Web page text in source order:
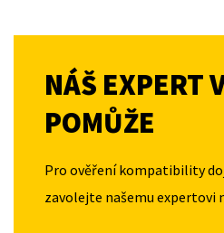
NÁŠ EXPERT
POMŮŽE
Pro ověření kompatibility
zavolejte našemu expertovi